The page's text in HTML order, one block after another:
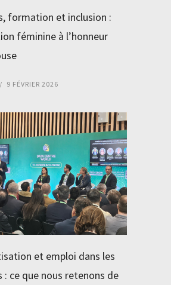
formation et inclusion :
féminine à l’honneur
/ 9 FÉVRIER 2026
et emploi dans les
: ce que nous retenons de